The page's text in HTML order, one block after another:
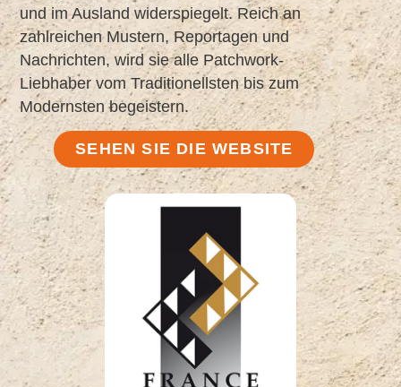
und im Ausland widerspiegelt. Reich an
zahlreichen Mustern, Reportagen und
Nachrichten, wird sie alle Patchwork-
Liebhaber vom Traditionellsten bis zum
Modernsten begeistern.
SEHEN SIE DIE WEBSITE